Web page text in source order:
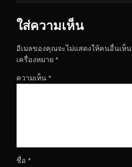
ใส่ความเห็น
อีเมลของคุณจะไม่แสดงให้คนอื่นเห็น
เครื่องหมาย *
ความเห็น *
ชื่อ *